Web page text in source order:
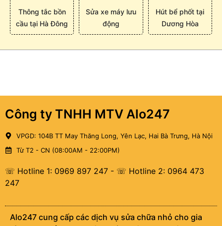
Thông tắc bồn
cầu tại Hà Đông
Sửa xe máy lưu
động
Hút bể phốt tại
Dương Hòa
Công ty TNHH MTV Alo247
VPGD: 104B TT May Thăng Long, Yên Lạc, Hai Bà Trưng, Hà Nội
Từ T2 - CN (08:00AM - 22:00PM)
☏ Hotline 1: 0969 897 247 - ☏ Hotline 2: 0964 473
247
Alo247 cung cấp các dịch vụ sửa chữa nhỏ cho gia